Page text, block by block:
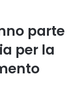
parte
per la